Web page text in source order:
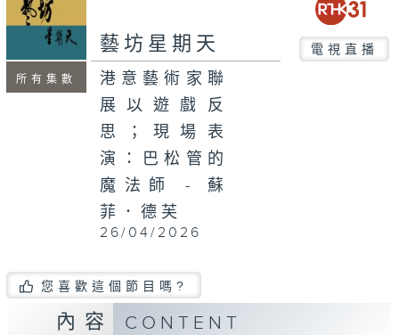
seconds
所有集數
藝坊星期天 電視直播
港意藝術家聯
展以遊戲反
思；現場表
演：巴松管的
魔法師 - 蘇
菲．德芙
26/04/2026
您喜歡這個節目嗎?
內容 CONTENT